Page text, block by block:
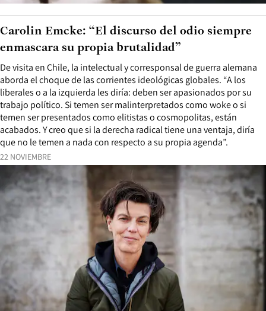
22 NOVIEMBRE
De visita en Chile, la intelectual y corresponsal de guerra alemana
aborda el choque de las corrientes ideológicas globales. “A los
liberales o a la izquierda les diría: deben ser apasionados por su
trabajo político. Si temen ser malinterpretados como woke o si
temen ser presentados como elitistas o cosmopolitas, están
acabados. Y creo que si la derecha radical tiene una ventaja, diría
que no le temen a nada con respecto a su propia agenda”.
Carolin Emcke: “El discurso del odio siempre
enmascara su propia brutalidad”